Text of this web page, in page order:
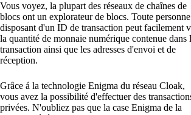
Vous voyez, la plupart des réseaux de chaînes de
blocs ont un explorateur de blocs. Toute personne
disposant d'un ID de transaction peut facilement
la quantité de monnaie numérique contenue dans
transaction ainsi que les adresses d'envoi et de
réception.
Grâce á la technologie Enigma du réseau Cloak,
vous avez la possibilité d'effectuer des
privées. N'oubliez pas que la case Enigma de la